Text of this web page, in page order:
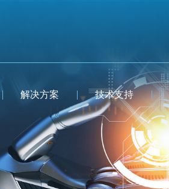
解决方案 技术支持